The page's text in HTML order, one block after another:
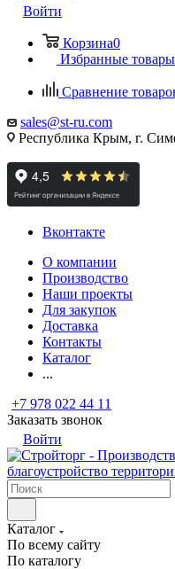
Войти
Корзина0
Избранные товары
Сравнение
sales@st-ru.com
Республика Крым, г.
Вконтакте
О компании
Производство
Наши проекты
Для закупок
Доставка
Контакты
Каталог
...
+7 978 022 44 11
Заказать звонок
Войти
Каталог
По всему сайту
По каталогу